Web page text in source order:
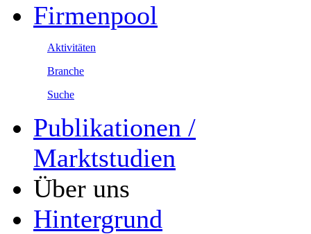
Firmenpool
Aktivitäten
Branche
Suche
Publikationen /
Marktstudien
Über uns
Hintergrund